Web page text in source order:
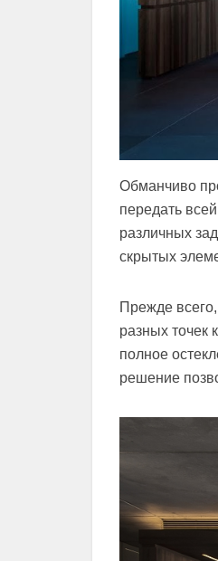
Обманчиво
передать
различных
скрытых
Прежде
разных точек
полное
решение